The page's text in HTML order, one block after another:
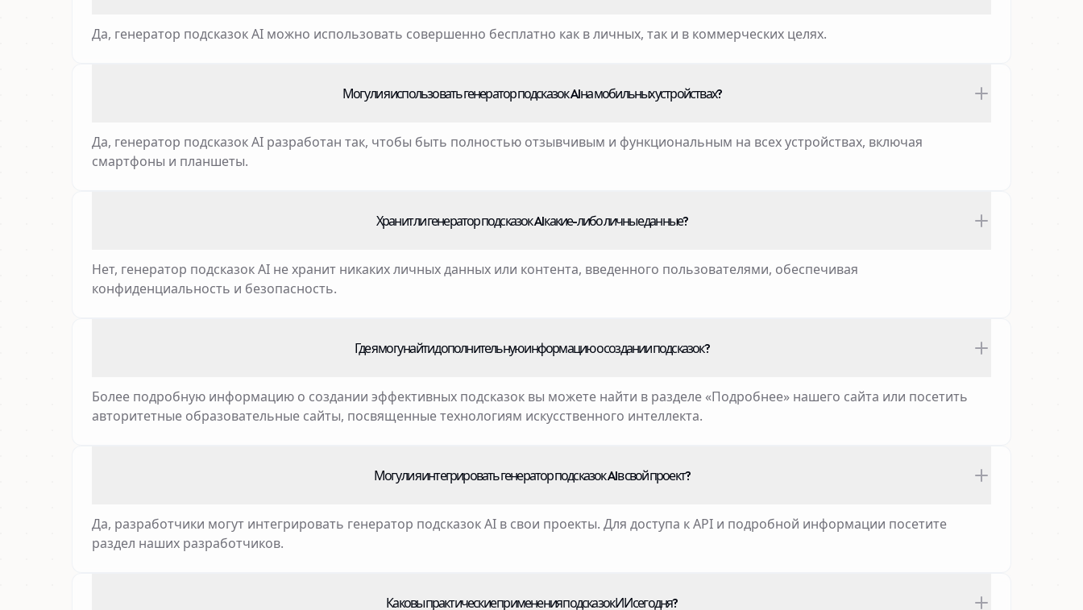
Да, генератор подсказок AI можно использовать совершенно бесплатно как в личных, так и в коммерческих целях.
Могу ли я использовать генератор подсказок AI на мобильных устройствах?
Да, генератор подсказок AI разработан так, чтобы быть полностью отзывчивым и функциональным на всех устройствах, включая
смартфоны и планшеты.
Хранит ли генератор подсказок AI какие-либо личные данные?
Нет, генератор подсказок AI не хранит никаких личных данных или контента, введенного пользователями, обеспечивая
конфиденциальность и безопасность.
Где я могу найти дополнительную информацию о создании подсказок?
Более подробную информацию о создании эффективных подсказок вы можете найти в разделе «Подробнее» нашего сайта или посетить
авторитетные образовательные сайты, посвященные технологиям искусственного интеллекта.
Могу ли я интегрировать генератор подсказок AI в свой проект?
Да, разработчики могут интегрировать генератор подсказок AI в свои проекты. Для доступа к API и подробной информации посетите
раздел наших разработчиков.
Каковы практические применения подсказок ИИ сегодня?